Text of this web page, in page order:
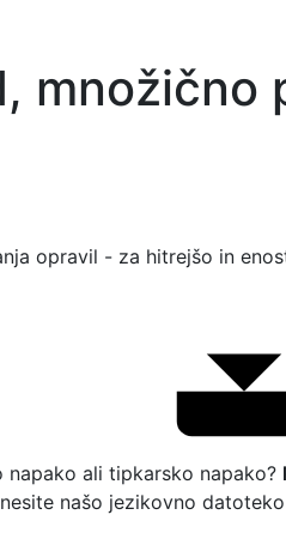
množično
opravil - za hitrejšo in
napako ali tipkarsko napako?
našo jezikovno